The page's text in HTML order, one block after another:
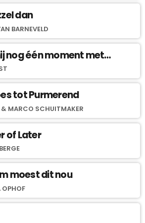
dan
BARNEVELD
nog één moment met
tot Purmerend
MARCO SCHUITMAKER
of Later
moest dit nou
OPHOF